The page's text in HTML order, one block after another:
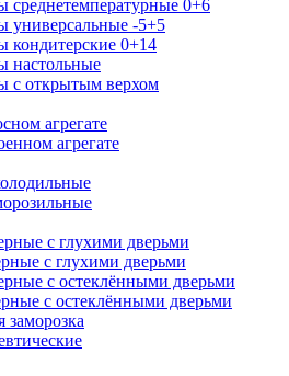
среднетемпературные 0+6
универсальные -5+5
кондитерские 0+14
настольные
с открытым верхом
агрегате
агрегате
с глухими дверьми
с глухими дверьми
с остеклёнными дверьми
с остеклёнными дверьми
заморозка